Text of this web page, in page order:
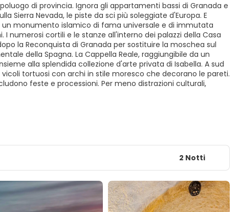
di provincia. Ignora gli appartamenti bassi di Granada e
Sierra Nevada, le piste da sci più soleggiate d'Europa. E
un monumento islamico di fama universale e di immutata
numerosi cortili e le stanze all'interno dei palazzi della Casa
la Reconquista di Granada per sostituire la moschea sul
della Spagna. La Cappella Reale, raggiungibile da un
alla splendida collezione d'arte privata di Isabella. A sud
tortuosi con archi in stile moresco che decorano le pareti.
feste e processioni. Per meno distrazioni culturali,
2 Notti